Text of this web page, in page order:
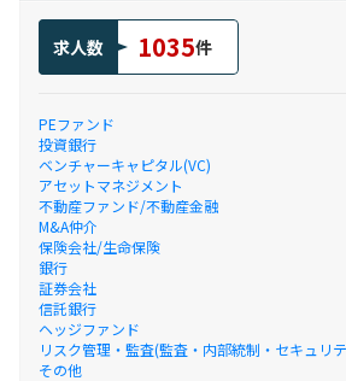
求人数 1035件
PEファンド
投資銀行
ベンチャーキャピタル(VC)
アセットマネジメント
不動産ファンド/不動産金融
M&A仲介
保険会社/生命保険
銀行
証券会社
信託銀行
ヘッジファンド
リスク管理・監査(監査・内部統制・セキュリ
その他